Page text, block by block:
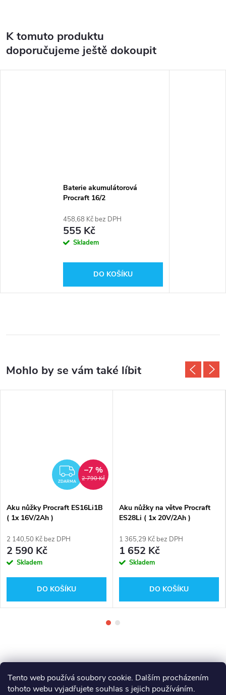
Tento web používá soubory cookie. Dalším procházením
tohoto webu vyjadřujete souhlas s jejich používáním.
K tomuto produktu
doporučujeme ještě dokoupit
Baterie akumulátorová
Procraft 16/2
458,68 Kč bez DPH
555 Kč
Skladem
DO KOŠÍKU
ZDARMA
ZDARMA 2 790 Kč
–7 %
Aku nůžky Procraft ES16Li1B
( 1x 16V/2Ah )
2 140,50 Kč bez DPH
2 590 Kč
Skladem
DO KOŠÍKU
Aku nůžky na větve Procraft
ES28Li ( 1x 20V/2Ah )
1 365,29 Kč bez DPH
1 652 Kč
Skladem
DO KOŠÍKU